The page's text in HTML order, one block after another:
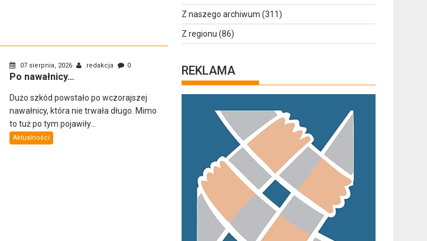
07 sierpnia, 2026 redakcja 0
Po nawałnicy…
Dużo szkód powstało po wczorajszej
nawałnicy, która nie trwała długo. Mimo
to tuż po tym pojawiły...
Aktualności
Z naszego archiwum (311)
Z regionu (86)
REKLAMA